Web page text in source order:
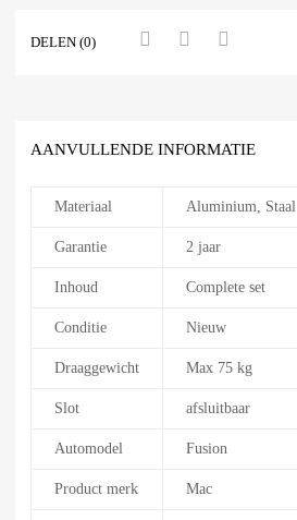
DELEN (0)
AANVULLENDE INFORMATIE
Materiaal Aluminium, Staal
Garantie 2 jaar
Inhoud Complete set
Conditie Nieuw
Draaggewicht Max 75 kg
Slot afsluitbaar
Automodel Fusion
Product merk Mac